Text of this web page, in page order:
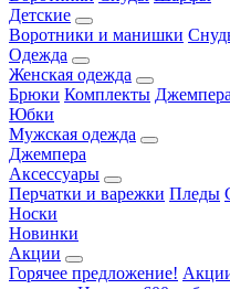
Детские
Воротники и манишки
Одежда
Женская одежда
Брюки Комплекты Джемпера
Юбки
Мужская одежда
Джемпера
Аксессуары
Перчатки и варежки Пледы
Носки
Новинки
Акции
Горячее предложение!